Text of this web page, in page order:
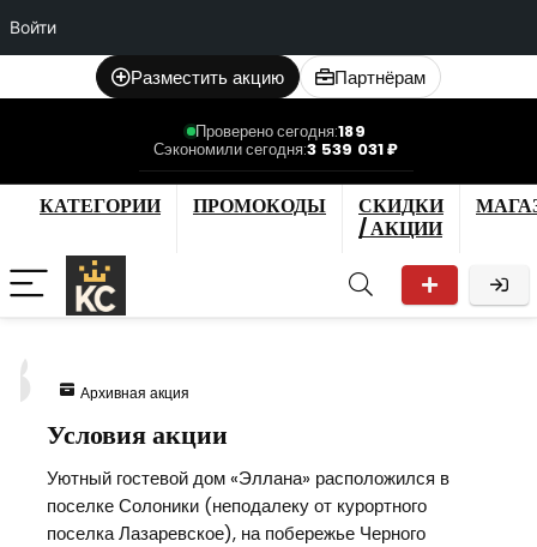
Войти
Разместить акцию Партнёрам
Проверено сегодня:189
Сэкономили сегодня:3 539 031 ₽
КАТЕГОРИИ ПРОМОКОДЫ
СКИДКИ
/ АКЦИИ
Архивная акция
Условия акции
Уютный гостевой дом «Эллана» расположился в
поселке Солоники (неподалеку от курортного
поселка Лазаревское), на побережье Черного